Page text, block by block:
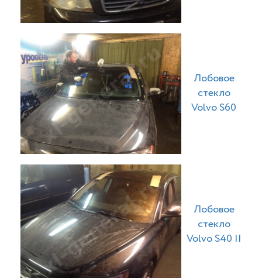
Лобовое
стекло
Volvo S60
Лобовое
стекло
Volvo S40 II